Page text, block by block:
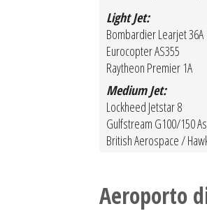
Light Jet:
Bombardier Learjet 36A
Eurocopter AS355
Raytheon Premier 1A
Medium Jet:
Lockheed Jetstar 8
Gulfstream G100/150
British Aerospace /
Aeroporto